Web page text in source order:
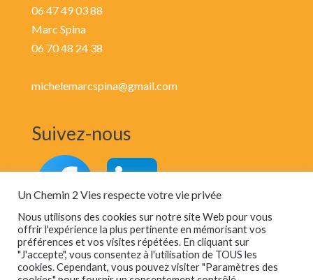
06 47 49 03 88
Marc Spina
06 70 48 24 38
michelemarcspina@gmail.com
Suivez-nous
Un Chemin 2 Vies respecte votre vie privée
Nous utilisons des cookies sur notre site Web pour vous
offrir l'expérience la plus pertinente en mémorisant vos
préférences et vos visites répétées. En cliquant sur
"J'accepte", vous consentez à l'utilisation de TOUS les
cookies. Cependant, vous pouvez visiter "Paramètres des